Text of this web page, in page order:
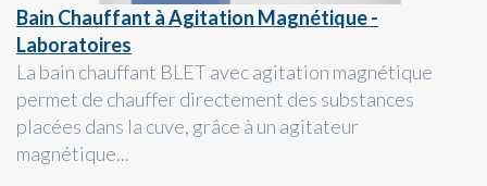
Bain Chauffant à Agitation Magnétique -
Laboratoires
La bain chauffant BLET avec agitation magnétique
permet de chauffer directement des substances
placées dans la cuve, grâce à un agitateur
magnétique...